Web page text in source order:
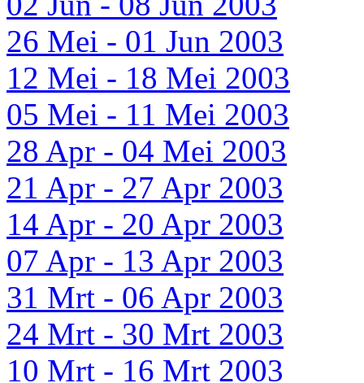
26 Mei - 01 Jun 2003
12 Mei - 18 Mei 2003
05 Mei - 11 Mei 2003
28 Apr - 04 Mei 2003
21 Apr - 27 Apr 2003
14 Apr - 20 Apr 2003
07 Apr - 13 Apr 2003
31 Mrt - 06 Apr 2003
24 Mrt - 30 Mrt 2003
10 Mrt - 16 Mrt 2003